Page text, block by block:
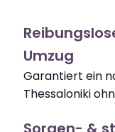
Umzug
Garantiert ein
Thessaloniki